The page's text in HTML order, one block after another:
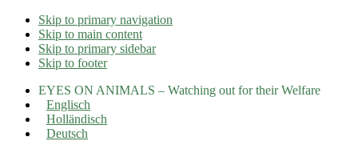
Skip to primary navigation
Skip to main content
Skip to primary sidebar
Skip to footer
EYES ON ANIMALS – Watching out for their Welfare
Englisch
Holländisch
Deutsch